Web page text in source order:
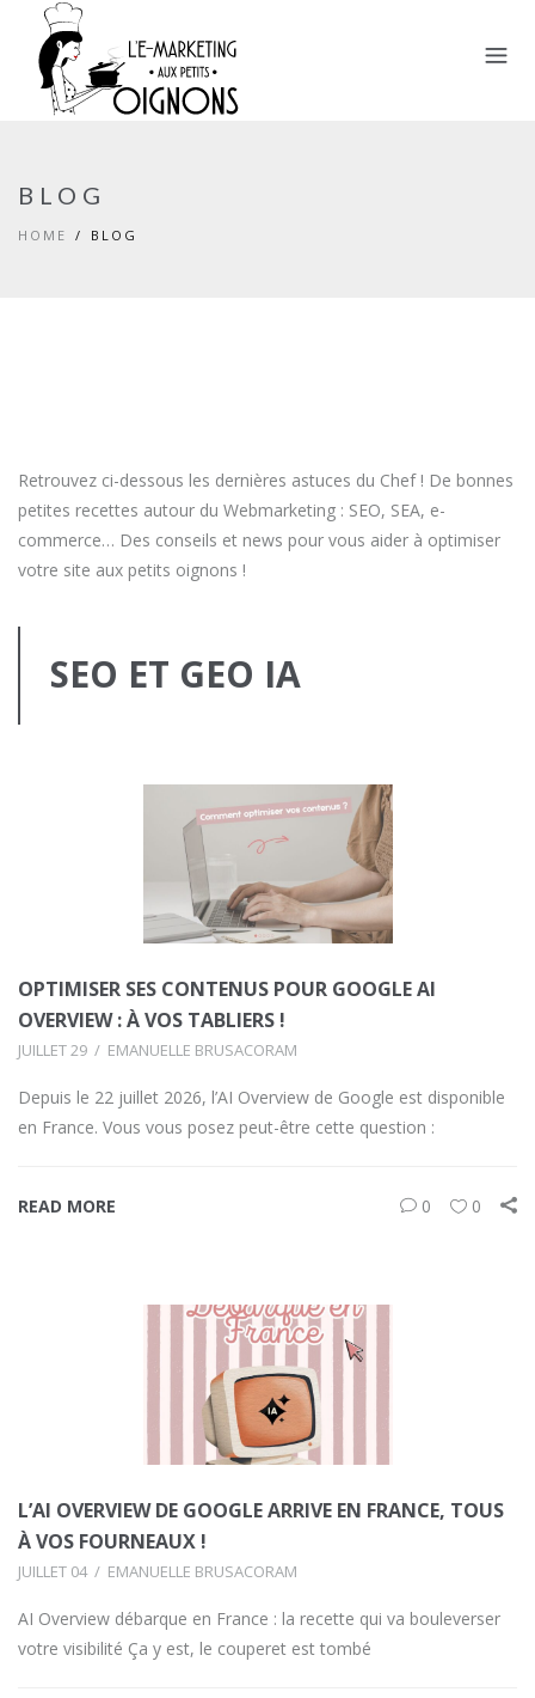
BLOG
HOME BLOG
Retrouvez ci-dessous les dernières astuces du Chef ! De bonnes
petites recettes autour du Webmarketing : SEO, SEA, e-
commerce… Des conseils et news pour vous aider à optimiser
votre site aux petits oignons !
SEO ET GEO IA
OPTIMISER SES CONTENUS POUR GOOGLE AI
OVERVIEW : À VOS TABLIERS !
JUILLET 29 EMANUELLE BRUSACORAM
Depuis le 22 juillet 2026, l’AI Overview de Google est disponible
en France. Vous vous posez peut-être cette question :
READ MORE 0 0
L’AI OVERVIEW DE GOOGLE ARRIVE EN FRANCE, TOUS
À VOS FOURNEAUX !
JUILLET 04 EMANUELLE BRUSACORAM
AI Overview débarque en France : la recette qui va bouleverser
votre visibilité Ça y est, le couperet est tombé